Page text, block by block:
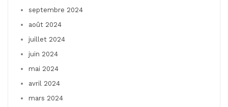
septembre 2024
août 2024
juillet 2024
juin 2024
mai 2024
avril 2024
mars 2024